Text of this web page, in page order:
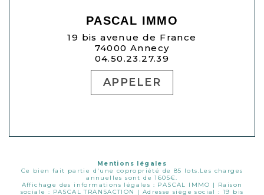
PASCAL IMMO
19 bis avenue de France
74000 Annecy
04.50.23.27.39
APPELER
Mentions légales
Ce bien fait partie d'une copropriété de 85 lots.Les charges
annuelles sont de 1605€.
Affichage des informations légales : PASCAL IMMO | Raison
sociale : PASCAL TRANSACTION | Adresse siège social : 19 bis